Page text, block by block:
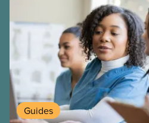
Guides